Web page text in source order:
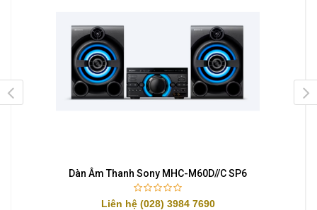
Dàn Âm Thanh Sony MHC-M60D//C SP6
Liên hệ (028) 3984 7690